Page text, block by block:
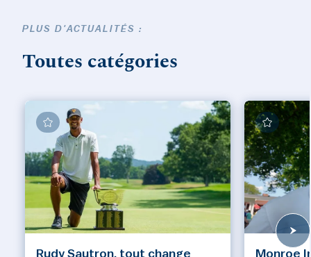
PLUS D'ACTUALITÉS :
Toutes catégories
Rudy Sautron, tout change Monroe